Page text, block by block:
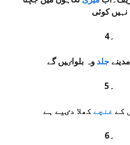
نہیں کوئی
4۔
جلد وہ بلواٸیں گے
5۔
کے غنچےکھلا دٸیے ہے
6۔